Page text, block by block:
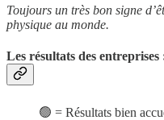
Toujours un très bon signe
physique au monde.
Les résultats des entreprises
🟢 = Résultats bien